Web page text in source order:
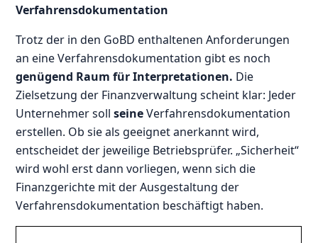
Verfahrensdokumentation
Trotz der in den GoBD enthaltenen Anforderungen
an eine Verfahrensdokumentation gibt es noch
genügend Raum für Interpretationen. Die
Zielsetzung der Finanzverwaltung scheint klar: Jeder
Unternehmer sollseineVerfahrensdokumentation
erstellen. Ob sie als geeignet anerkannt wird,
entscheidet der jeweilige Betriebsprüfer. „Sicherheit“
wird wohl erst dann vorliegen, wenn sich die
Finanzgerichte mit der Ausgestaltung der
Verfahrensdokumentation beschäftigt haben.